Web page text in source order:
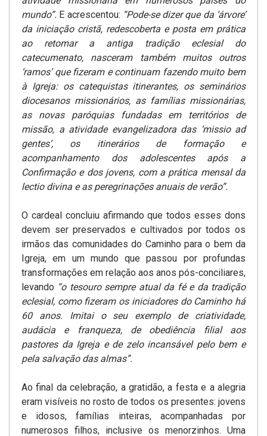
mundo”. E acrescentou: “Pode-se dizer que da ‘árvore’
da iniciação cristã, redescoberta e posta em prática
ao retomar a antiga tradição eclesial do
catecumenato, nasceram também muitos outros
‘ramos’ que fizeram e continuam fazendo muito bem
à Igreja: os catequistas itinerantes, os seminários
diocesanos missionários, as famílias missionárias,
as novas paróquias fundadas em territórios de
missão, a atividade evangelizadora das ‘missio ad
gentes’, os itinerários de formação e
acompanhamento dos adolescentes após a
Confirmação e dos jovens, com a prática mensal da
lectio divina e as peregrinações anuais de verão”.
O cardeal concluiu afirmando que todos esses dons
devem ser preservados e cultivados por todos os
irmãos das comunidades do Caminho para o bem da
Igreja, em um mundo que passou por profundas
transformações em relação aos anos pós-conciliares,
levando “o tesouro sempre atual da fé e da tradição
eclesial, como fizeram os iniciadores do Caminho há
60 anos. Imitai o seu exemplo de criatividade,
audácia e franqueza, de obediência filial aos
pastores da Igreja e de zelo incansável pelo bem e
pela salvação das almas”.
Ao final da celebração, a gratidão, a festa e a alegria
eram visíveis no rosto de todos os presentes: jovens
e idosos, famílias inteiras, acompanhadas por
numerosos filhos, inclusive os menorzinhos. Uma